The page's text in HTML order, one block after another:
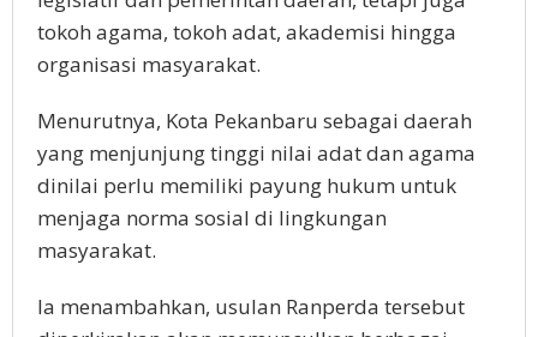
tokoh agama, tokoh adat, akademisi hingga
organisasi masyarakat.
Menurutnya, Kota Pekanbaru sebagai daerah
yang menjunjung tinggi nilai adat dan agama
dinilai perlu memiliki payung hukum untuk
menjaga norma sosial di lingkungan
masyarakat.
Ia menambahkan, usulan Ranperda tersebut